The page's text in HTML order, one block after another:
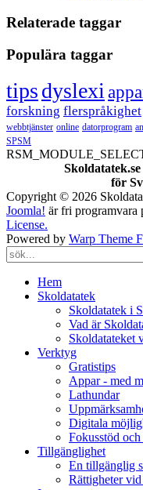
Relaterade taggar
Populära taggar
tipsdyslexi
forskning flerspråkighet
webbtjänster online datorprogram
SPSM
för
Copyright © 2026
Joomla! är fri programvara
License.
Powered by Warp Theme
Hem
Skoldatatek
Skoldatatek i
Vad är
Skoldatateket
Verktyg
Gratistips
Appar - med
Lathundar
Digitala
Fokusstöd
Tillgänglighet
En tillgänglig
Rättigheter